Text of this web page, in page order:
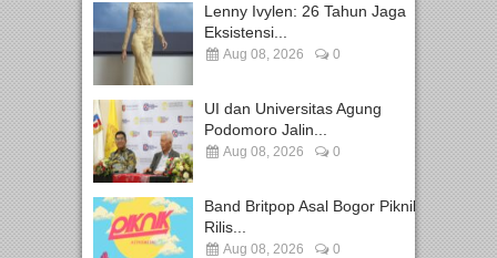
Lenny Ivylen: 26 Tahun Jaga
Eksistensi...
Aug 08, 2026 0
UI dan Universitas Agung
Podomoro Jalin...
Aug 08, 2026 0
Band Britpop Asal Bogor Piknik
Rilis...
Aug 08, 2026 0